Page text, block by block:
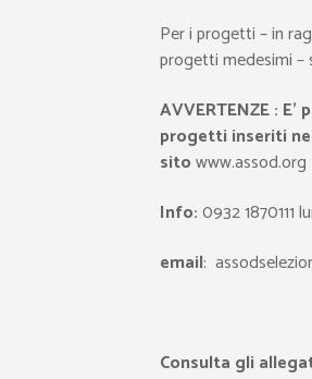
Per i progetti – in
progetti medesimi –
AVVERTENZE :
progetti inseriti
sitowww.assod.org
Info:0932 1870111
email:
Consulta gli